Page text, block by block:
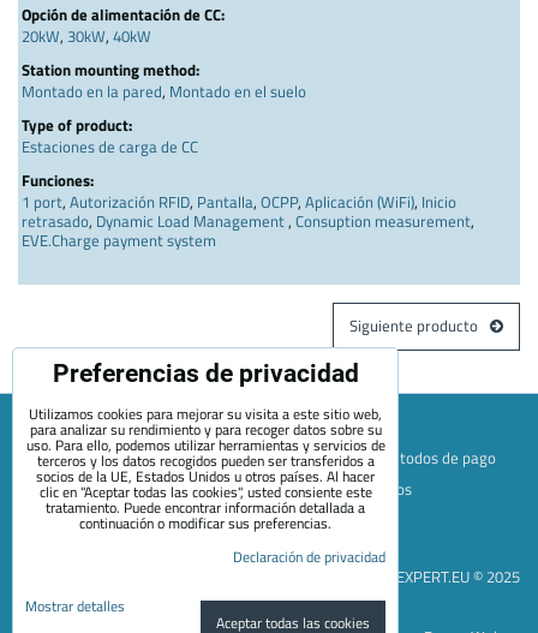
Opción de alimentación de CC:
20kW, 30kW, 40kW
Station mounting method:
Montado en la pared, Montado en el suelo
Type of product:
Estaciones de carga de CC
Funciones:
1 port, Autorización RFID, Pantalla, OCPP, Aplicación (WiFi), Inicio
retrasado, Dynamic Load Management, Consuption measurement,
EVE.Charge payment system
Siguiente producto
Mapa de la página web Términos y condiciones
Métodos de pago
Envío y devolución
+420 722 689 252
Quiénes somos
Contacto
Blog
Declaración de privacidad
EVEXPERT.EU © 2025
Preferencias de privacidad
Utilizamos cookies para mejorar su visita a este sitio web,
para analizar su rendimiento y para recoger datos sobre su
uso. Para ello, podemos utilizar herramientas y servicios de
terceros y los datos recogidos pueden ser transferidos a
socios de la UE, Estados Unidos u otros países. Al hacer
clic en "Aceptar todas las cookies", usted consiente este
tratamiento. Puede encontrar información detallada a
continuación o modificar sus preferencias.
Declaración de privacidad
Mostrar detalles
Aceptar todas las cookies